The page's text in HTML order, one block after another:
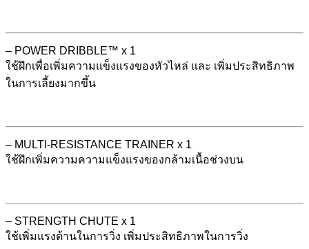
– POWER DRIBBLE™ x 1
ใช้ฝึกเพื่อเพิ่มความแข็งแรงของหัวไหล่ และ เพิ่มประสิทธิภาพ
ในการเลี้ยงมากขึ้น
– MULTI-RESISTANCE TRAINER x 1
ใช้ฝึกเพิ่มความความแข็งแรงของกล้ามเนื้อช่วงบน
– STRENGTH CHUTE x 1
ใช้เพิ่มแรงต้านในการวิ่ง เพิ่มประสิทธิภาพในการวิ่ง